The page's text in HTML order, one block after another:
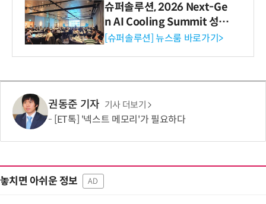
슈퍼솔루션, 2026 Next-Ge
n AI Cooling Summit 성황
리 성료
[슈퍼솔루션] 뉴스룸 바로가기>
권동준 기자 기사 더보기
[ET톡] '넥스트 메모리'가 필요하다
놓치면 아쉬운 정보 AD